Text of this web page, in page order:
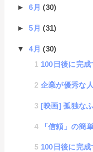
►6月(30)
►5月(31)
▼4月(30)
100日後に完成するゲーム
企業が優秀な人材を採
[映画] 孤独な
「信頼」の簡
100日後に完成するゲ